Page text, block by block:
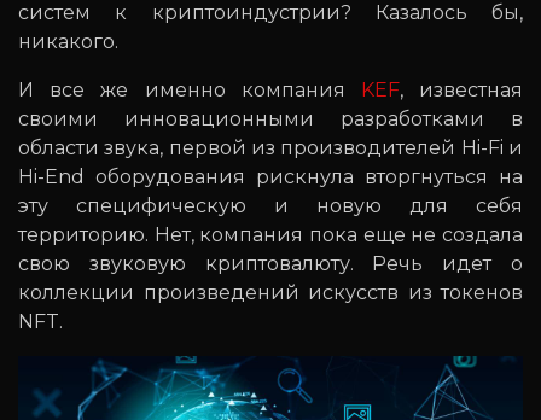
систем к криптоиндустрии? Казалось бы,
никакого.
И все же именно компания KEF, известная
своими инновационными разработками в
области звука, первой из производителей Hi-Fi и
Hi-End оборудования рискнула вторгнуться на
эту специфическую и новую для себя
территорию. Нет, компания пока еще не создала
свою звуковую криптовалюту. Речь идет о
коллекции произведений искусств из токенов
NFT.